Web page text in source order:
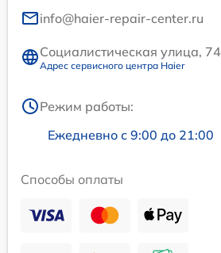
info@haier-repair-center.ru
Социалистическая улица, 74
Адрес сервисного центра Haier
Режим работы:
Ежедневно с 9:00 до 21:00
Способы оплаты